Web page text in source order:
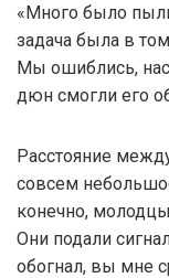
«Много было
задача была в
Мы ошиблись,
дюн смогли его
Расстояние
совсем
конечно,
Они подали
обогнал, вы мне